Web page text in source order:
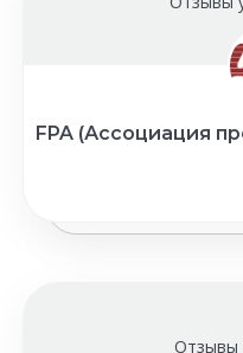
FPA (Ассоциация
Отзывы